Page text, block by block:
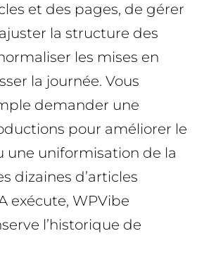
et des pages, de gérer
la structure des
les mises en
la journée. Vous
demander une
pour améliorer le
une uniformisation de la
dizaines d’articles
exécute, WPVibe
l’historique de